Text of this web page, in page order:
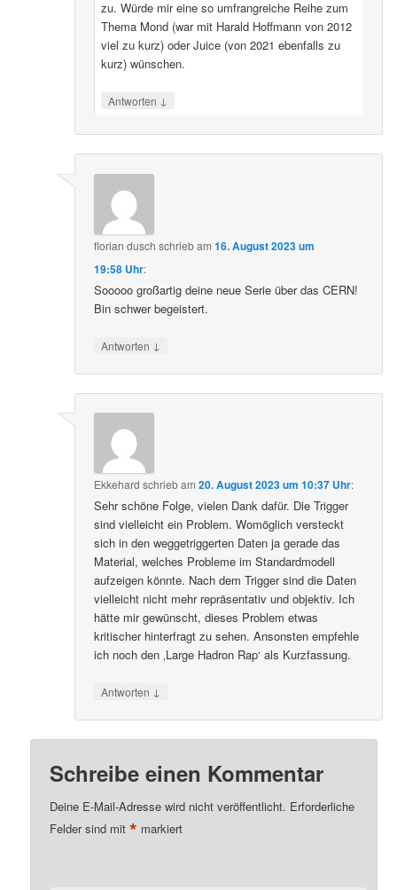
zu. Würde mir eine so umfrangreiche Reihe zum
Thema Mond (war mit Harald Hoffmann von 2012
viel zu kurz) oder Juice (von 2021 ebenfalls zu
kurz) wünschen.
Antworten ↓
florian dusch schriebam16. August 2023 um
19:58 Uhr:
Sooooo großartig deine neue Serie über das CERN!
Bin schwer begeistert.
Antworten ↓
Ekkehard schriebam20. August 2023 um 10:37 Uhr:
Sehr schöne Folge, vielen Dank dafür. Die Trigger
sind vielleicht ein Problem. Womöglich versteckt
sich in den weggetriggerten Daten ja gerade das
Material, welches Probleme im Standardmodell
aufzeigen könnte. Nach dem Trigger sind die Daten
vielleicht nicht mehr repräsentativ und objektiv. Ich
hätte mir gewünscht, dieses Problem etwas
kritischer hinterfragt zu sehen. Ansonsten empfehle
ich noch den ‚Large Hadron Rap‘ als Kurzfassung.
Antworten ↓
Schreibe einen Kommentar
Deine E-Mail-Adresse wird nicht veröffentlicht. Erforderliche
Felder sind mit* markiert